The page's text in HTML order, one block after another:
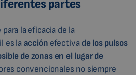
partes
la eficacia de la
es laacción efectiva de los pulsos
de zonas en el lugar de
convencionales no siempre